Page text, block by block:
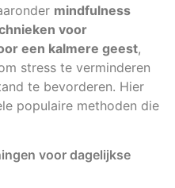
mindfulness
voor
een kalmere geest,
stress te verminderen
te bevorderen. Hier
populaire methoden die
voor dagelijkse